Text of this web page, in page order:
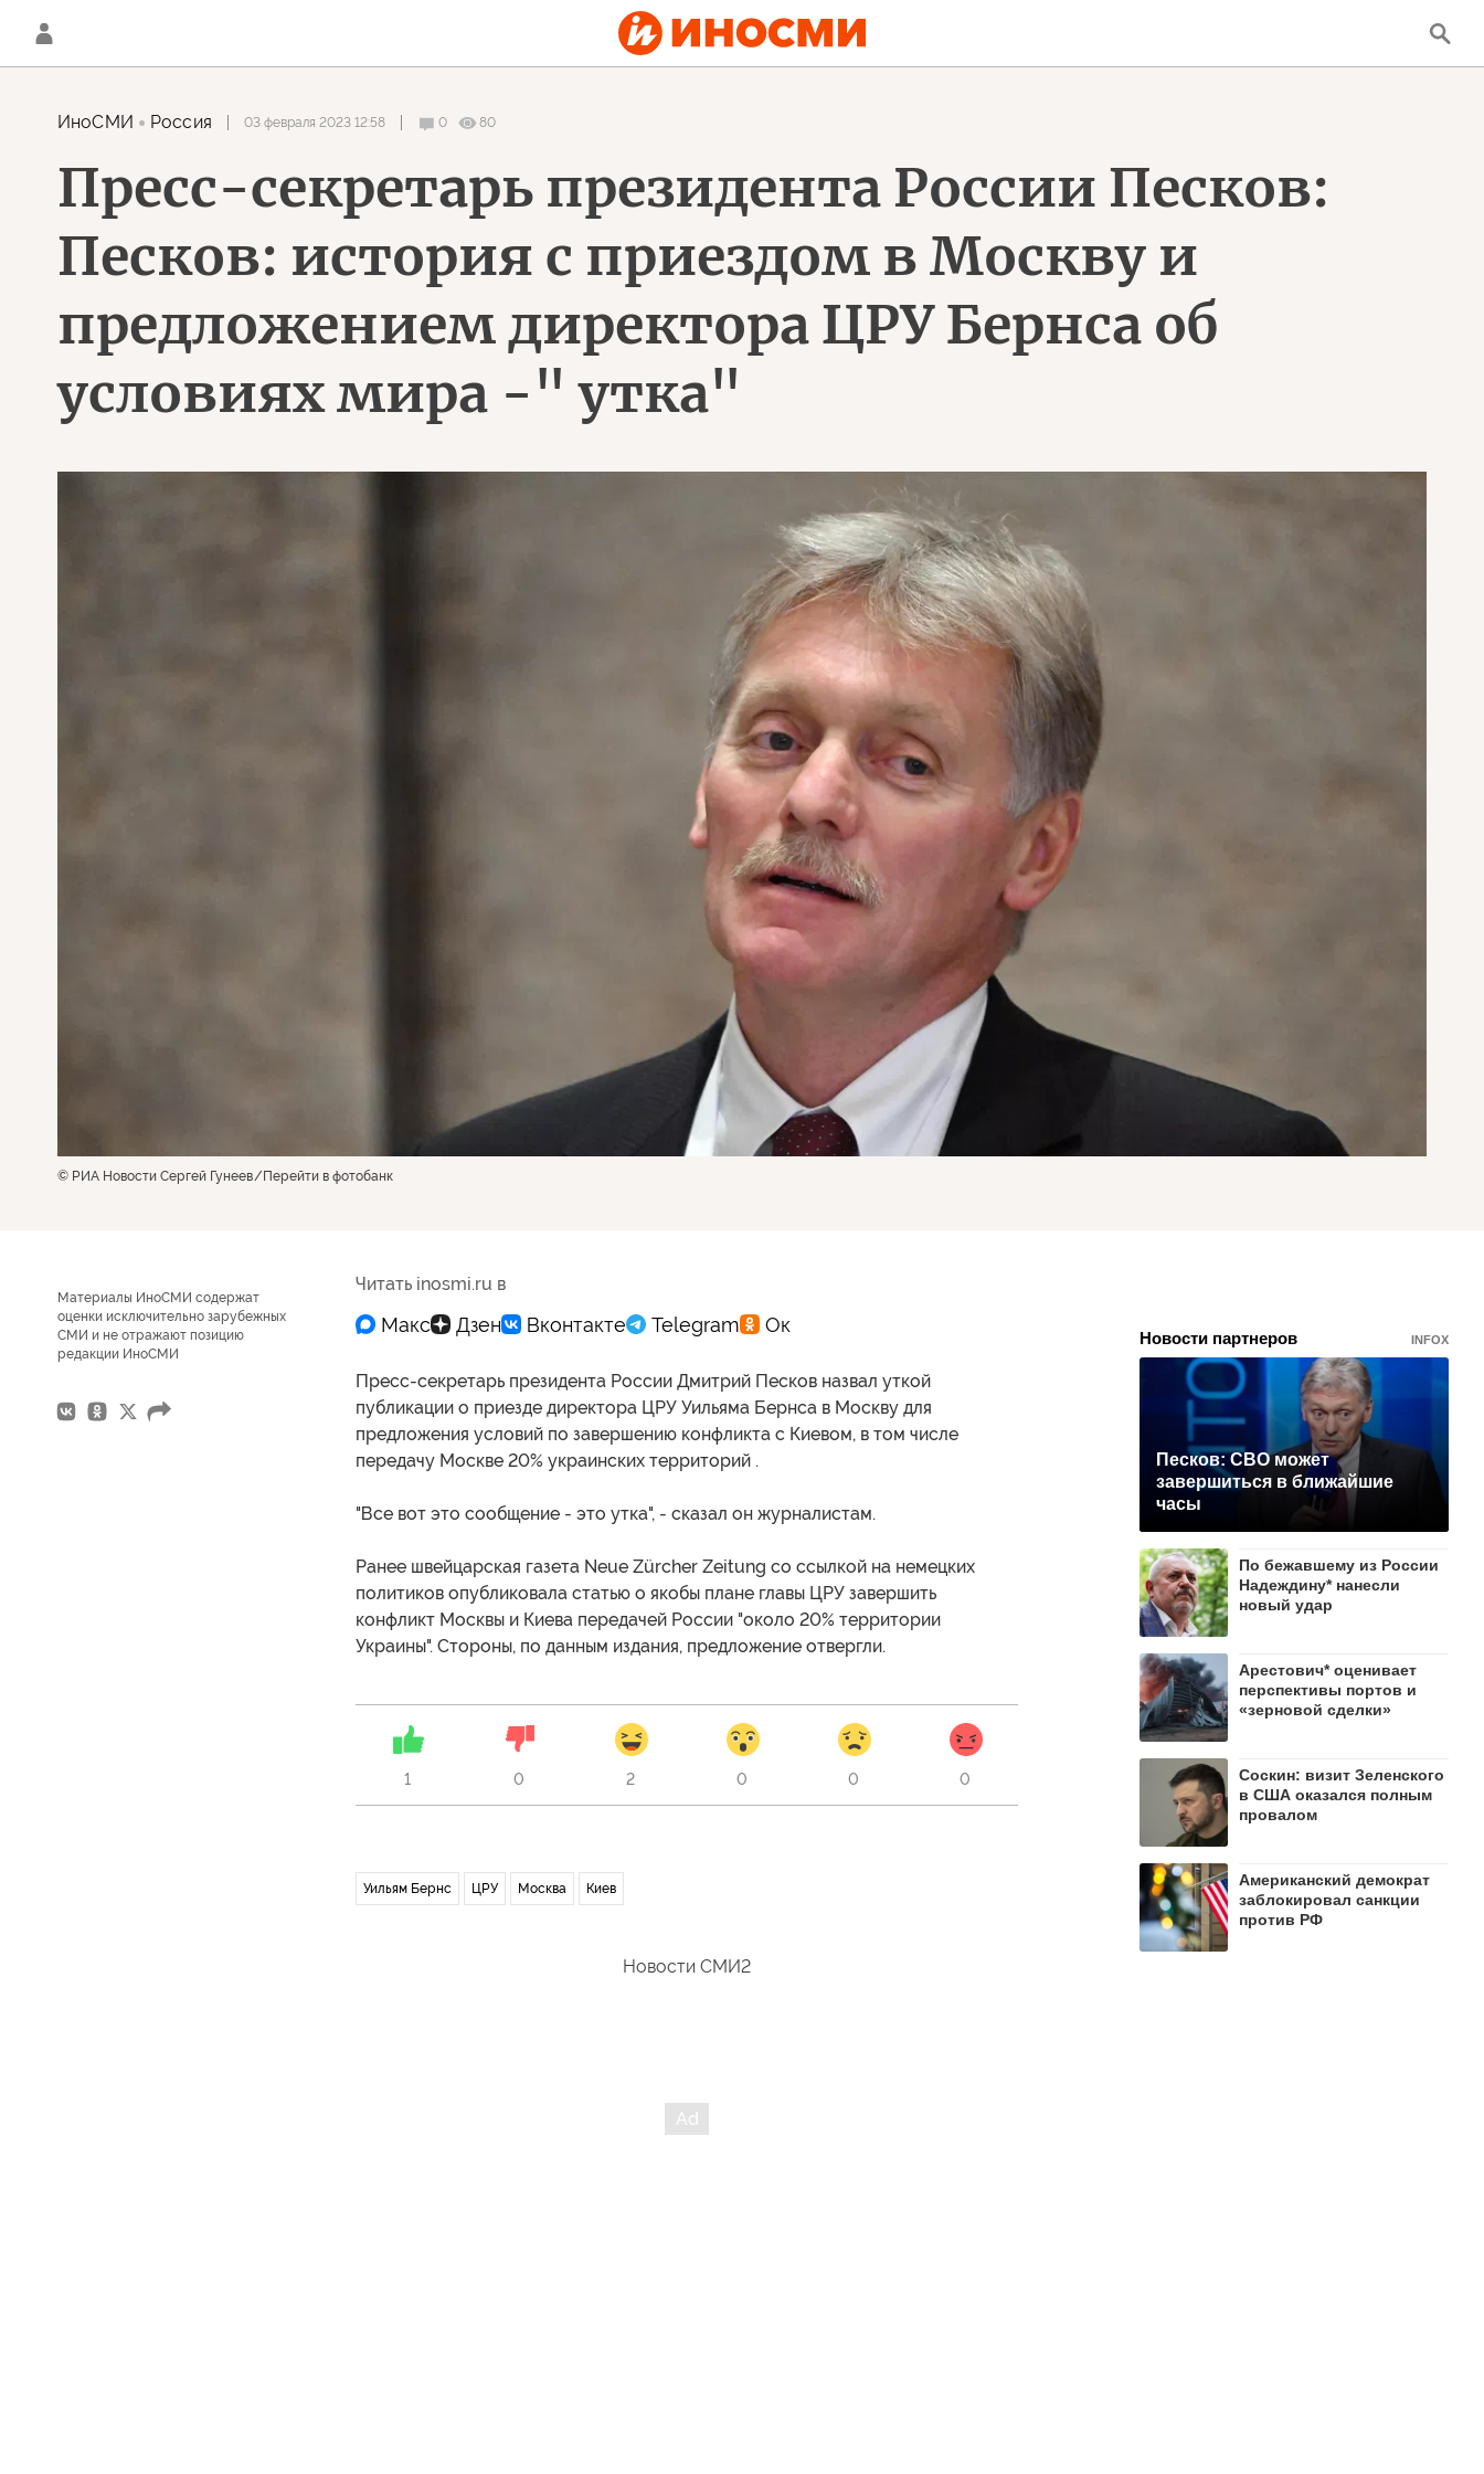
ИноСМИ Россия 03 февраля 2023 12:58 0 80
Пресс-секретарь президента России Песков:
Песков: история с приездом в Москву и
предложением директора ЦРУ Бернса об
условиях мира -" утка"
© РИА Новости Сергей Гунеев Перейти в фотобанк
Материалы ИноСМИ содержат
оценки исключительно зарубежных
СМИ и не отражают позицию
редакции ИноСМИ
Читать inosmi.ru в
Пресс-секретарь президента России Дмитрий Песков назвал уткой
публикации о приезде директора ЦРУ Уильяма Бернса в Москву для
предложения условий по завершению конфликта с Киевом, в том числе
передачу Москве 20% украинских территорий .
"Все вот это сообщение - это утка", - сказал он журналистам.
Ранее швейцарская газета Neue Zürcher Zeitung со ссылкой на немецких
политиков опубликовала статью о якобы плане главы ЦРУ завершить
конфликт Москвы и Киева передачей России "около 20% территории
Украины". Стороны, по данным издания, предложение отвергли.
1 0 2 0 0 0
Уильям Бернс ЦРУ Москва Киев
Новости СМИ2
Новости партнеров INFOX
Песков: СВО может
завершиться в ближайшие
часы
По бежавшему из России
Надеждину* нанесли
новый удар
Арестович* оценивает
перспективы портов и
«зерновой сделки»
Соскин: визит Зеленского
в США оказался полным
провалом
Американский демократ
заблокировал санкции
против РФ